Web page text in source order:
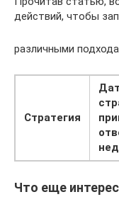
действий, чтобы
различными
Стратегия
Что еще